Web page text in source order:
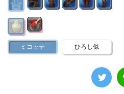
ミコッテ ひろし似